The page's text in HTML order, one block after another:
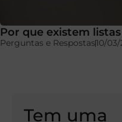
Por que existem
Perguntas e Respostas10/
Tem uma